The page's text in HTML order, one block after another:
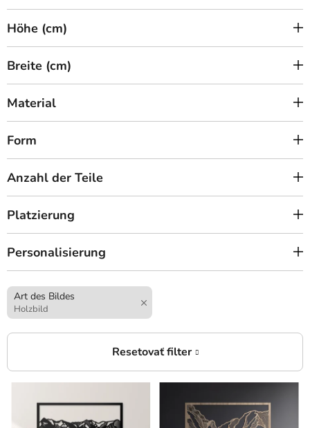
Höhe (cm)
Breite (cm)
Material
Form
Anzahl der Teile
Platzierung
Personalisierung
Art des Bildes
Holzbild
L